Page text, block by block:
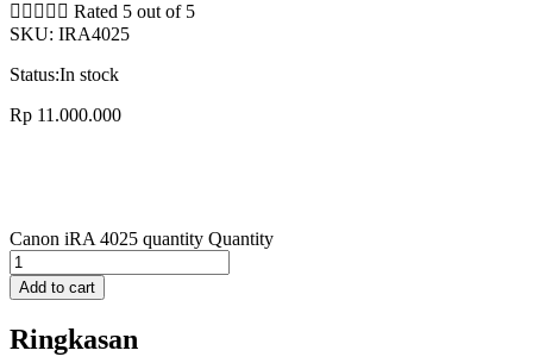
     Rated 5 out of 5
SKU: IRA4025
Status:In stock
Rp 11.000.000
Canon iRA 4025 quantity Quantity
Add to cart
Ringkasan